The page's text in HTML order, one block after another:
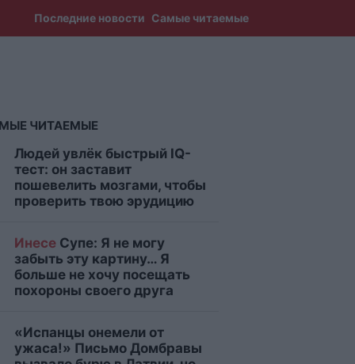
Последние новости Самые читаемые
ЧИТАЕМЫЕ
Людей увлёк быстрый IQ-
тест: он заставит
пошевелить мозгами, чтобы
проверить твою эрудицию
Инесе Супе: Я не могу
забыть эту картину… Я
больше не хочу посещать
похороны своего друга
«Испанцы онемели от
ужаса!» Письмо Домбравы